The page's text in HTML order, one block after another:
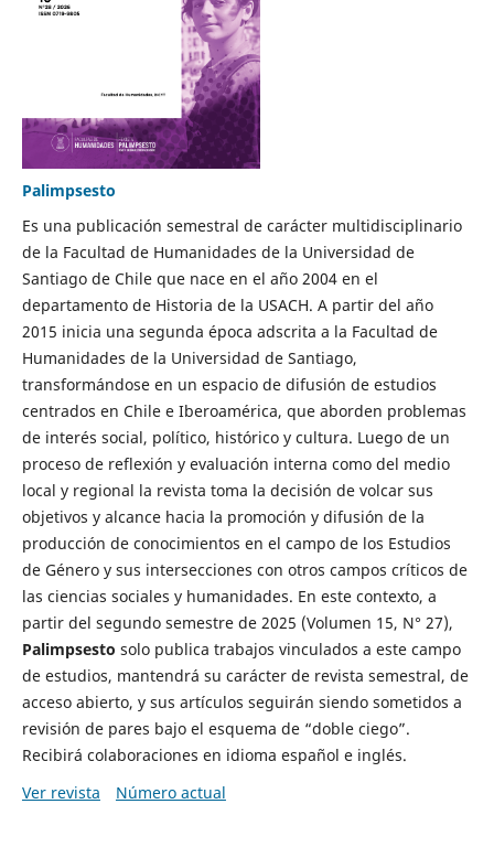
Palimpsesto
Es una publicación semestral de carácter multidisciplinario
de la Facultad de Humanidades de la Universidad de
Santiago de Chile que nace en el año 2004 en el
departamento de Historia de la USACH. A partir del año
2015 inicia una segunda época adscrita a la Facultad de
Humanidades de la Universidad de Santiago,
transformándose en un espacio de difusión de estudios
centrados en Chile e Iberoamérica, que aborden problemas
de interés social, político, histórico y cultura. Luego de un
proceso de reflexión y evaluación interna como del medio
local y regional la revista toma la decisión de volcar sus
objetivos y alcance hacia la promoción y difusión de la
producción de conocimientos en el campo de los Estudios
de Género y sus intersecciones con otros campos críticos de
las ciencias sociales y humanidades. En este contexto, a
partir del segundo semestre de 2025 (Volumen 15, N° 27),
Palimpsesto solo publica trabajos vinculados a este campo
de estudios, mantendrá su carácter de revista semestral, de
acceso abierto, y sus artículos seguirán siendo sometidos a
revisión de pares bajo el esquema de “doble ciego”.
Recibirá colaboraciones en idioma español e inglés.
Ver revista
Número actual